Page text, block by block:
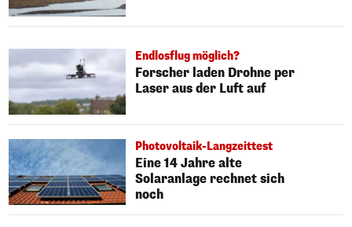
Endlosflug möglich?
Forscher laden Drohne per
Laser aus der Luft auf
Photovoltaik-Langzeittest
Eine 14 Jahre alte
Solaranlage rechnet sich
noch